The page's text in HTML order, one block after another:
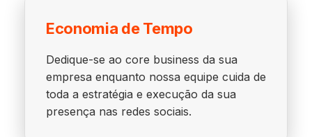
Economia de Tempo
Dedique-se ao core business da sua
empresa enquanto nossa equipe cuida de
toda a estratégia e execução da sua
presença nas redes sociais.